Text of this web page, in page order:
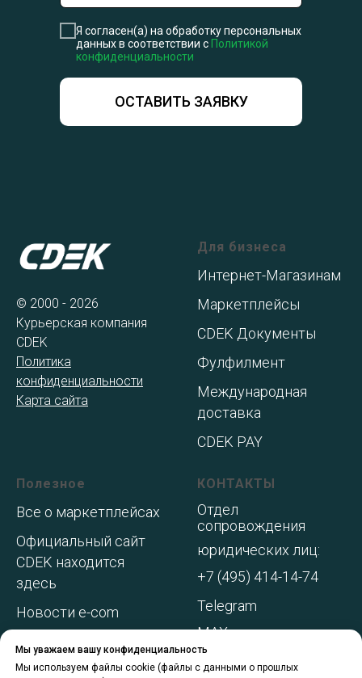
Я согласен(а) на обработку персональных
данных в соответствии сПолитикой
конфиденциальности
ОСТАВИТЬ ЗАЯВКУ
Мы уважаем вашу конфиденциальность
Мы используем файлы cookie (файлы с данными о прошлых
© 2000 - 2026
Курьерская компания
CDEK
Политика
конфиденциальности
Карта сайта
Для бизнеса
Интернет-Магазинам
Маркетплейсы
CDEK Документы
Фулфилмент
Международная
доставка
CDEK PAY
Полезное
Все о маркетплейсах
Официальный сайт
CDEK находится
здесь
Новости e-com
Акции и
КОНТАКТЫ
Отдел
сопровождения
юридических лиц:
+7 (495) 414-14-74
Telegram
MAX